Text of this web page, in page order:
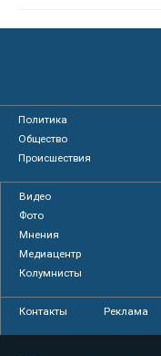
Политика
Общество
Происшествия
Видео
Фото
Мнения
Медиацентр
Колумнисты
Контакты Реклама